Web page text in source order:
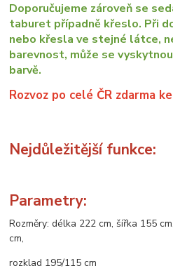
Doporučujeme zároveň se
taburet případně křeslo. Při
nebo křesla ve stejné látce,
barevnost, může se
barvě.
Rozvoz po celé ČR zdarma
Nejdůležitější funkce:
Parametry:
Rozměry: délka 222 cm, šířka 155
cm,
rozklad 195/115 cm